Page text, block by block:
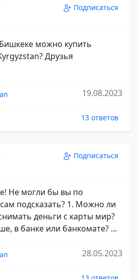
Подписаться
можно купить
Друзья
19.08.2023
13 ответов
Подписаться
Не могли бы вы по
подсказать? 1. Можно ли
деньги с карты мир?
в банке или банкомате? ...
28.05.2023